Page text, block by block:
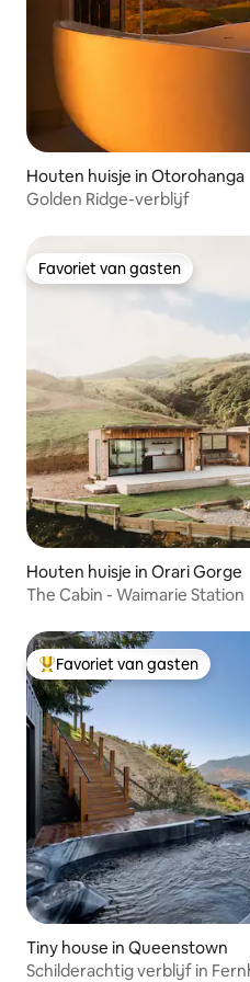
Houten huisje in Otorohanga
Golden Ridge-verblijf
Favoriet van gasten
Favoriet van gasten
Houten huisje in Orari Gorge
The Cabin - Waimarie Station
Topfavoriet van gasten
Favoriet van gasten
Tiny house in Queenstown
Schilderachtig verblijf in